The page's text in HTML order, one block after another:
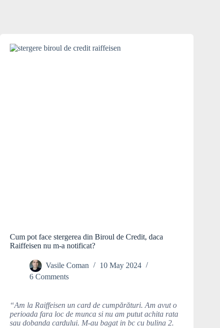
Cum pot face stergerea din Biroul de Credit, daca
Raiffeisen nu m-a notificat?
Vasile Coman
10 May 2024
6 Comments
“Am la Raiffeisen un card de cumpărături. Am avut o
perioada fara loc de munca si nu am putut achita rata
sau dobanda cardului. M-au bagat in bc cu bulina 2.